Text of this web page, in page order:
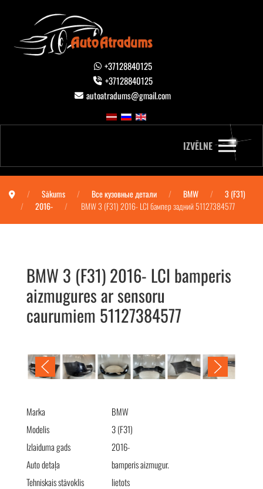
+37128840125
+37128840125
autoatradums@gmail.com
IZVĒLNE
Sākums Все кузовные детали BMW
3 (F31)
2016-
BMW 3 (F31) 2016- LCI бампер задний 51127384577
BMW 3 (F31) 2016- LCI bamperis
aizmugures ar sensoru
caurumiem 51127384577
Marka
BMW
Modelis
3 (F31)
Izlaiduma gads
2016-
Auto detaļa
bamperis aizmugur.
Tehniskais stāvoklis
lietots